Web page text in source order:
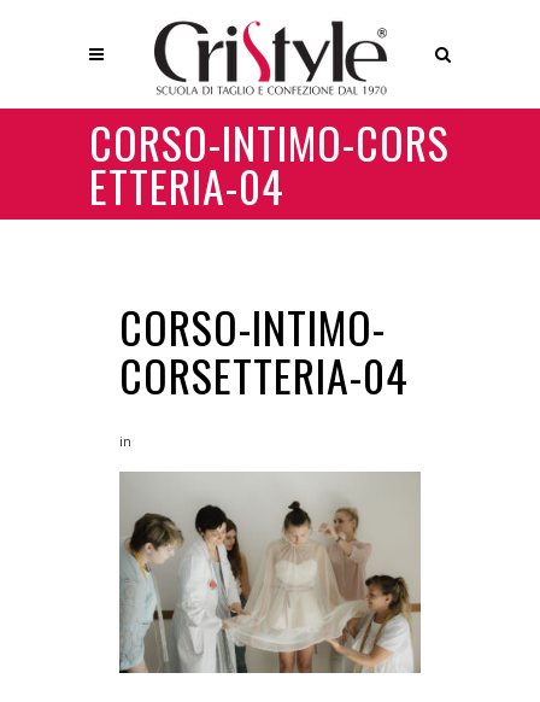
CORSO-INTIMO-CORS
ETTERIA-04
CORSO-INTIMO-
CORSETTERIA-04
in